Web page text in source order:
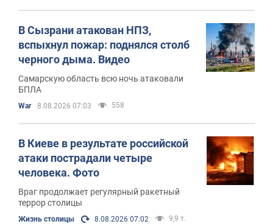
В Сызрани атакован НПЗ,
вспыхнул пожар: поднялся столб
черного дыма. Видео
Самарскую область всю ночь атаковали
БПЛА
War 8.08.2026 07:03 558
В Киеве в результате российской
атаки пострадали четыре
человека. Фото
Враг продолжает регулярный ракетный
террор столицы
Жизнь столицы 8.08.2026 07:02 9,9 т.